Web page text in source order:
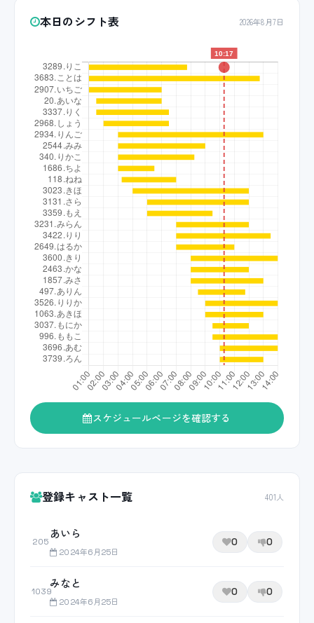
本日のシフト表 2026年8月7日
スケジュールページを確認する
登録キャスト一覧 401人
205
あいら
2024年6月25日
0 0
1039
みなと
2024年6月25日
0 0